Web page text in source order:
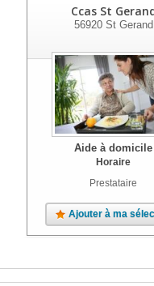
Ccas St
56920St Gerand
Aide à domicile
Horaire
Prestataire
Ajouter à ma